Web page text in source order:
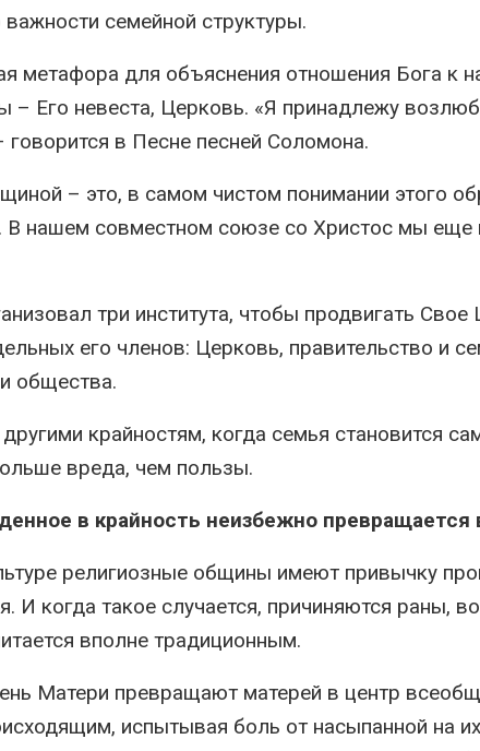
семейной структуры.
метафора для объяснения отношения Бога к
– Его невеста, Церковь. «Я принадлежу
в Песне песней Соломона.
– это, в самом чистом понимании этого
нашем совместном союзе со Христос мы еще
три института, чтобы продвигать
его членов: Церковь, правительство и
общества.
крайностям, когда семья становится
вреда, чем пользы.
в крайность неизбежно превращается
религиозные общины имеют привычку
И когда такое случается, причиняются раны,
вполне традиционным.
Матери превращают матерей в центр
испытывая боль от насыпанной на